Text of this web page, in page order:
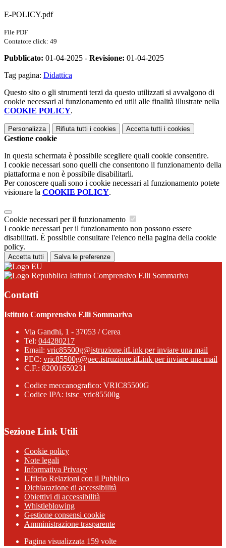
E-POLICY.pdf
File PDF
Contatore click: 49
Pubblicato: 01-04-2025 - Revisione: 01-04-2025
Tag pagina: Didattica
Questo sito o gli strumenti terzi da questo utilizzati si avvalgono di
cookie necessari al funzionamento ed utili alle finalità illustrate nella
COOKIE POLICY.
Personalizza Rifiuta tutti i cookies Accetta tutti i cookies
Gestione cookie
In questa schermata è possibile scegliere quali cookie consentire.
I cookie necessari sono quelli che consentono il funzionamento della
piattaforma e non è possibile disabilitarli.
Per conoscere quali sono i cookie necessari al funzionamento potete
visionare la COOKIE POLICY.
Cookie necessari per il funzionamento
I cookie necessari per il funzionamento non possono essere
disabilitati. È possibile consultare l'elenco nella pagina della cookie
policy.
Accetta tutti Salva le preferenze
Istituto Comprensivo F.lli Sommariva
Contatti
Istituto Comprensivo F.lli Sommariva
Via Gandhi, 1 - 37053 / Cerea
Tel: 044280217
Email: vric85500g@istruzione.itLink per inviare una mail
PEC: vric85500g@pec.istruzione.itLink per inviare una mail
C.F.: 82001650231
Codice meccanografico: VRIC85500G
Codice IPA: istsc_vric85500g
Sezione Link Utili
Cookie policy
Note legali
Informativa Privacy
Ufficio Relazioni con il Pubblico
Dichiarazione di accessibilità
Obiettivi di accessibilità
Whistleblowing
Gestione consensi cookie
Amministrazione trasparente
Pagina visualizzata 159 volte